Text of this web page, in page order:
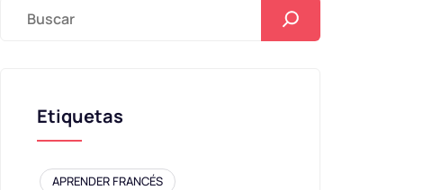
Etiquetas
APRENDER FRANCÉS